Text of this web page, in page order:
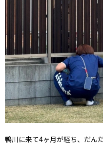
鴨川に来て4ヶ月が経ち、だん